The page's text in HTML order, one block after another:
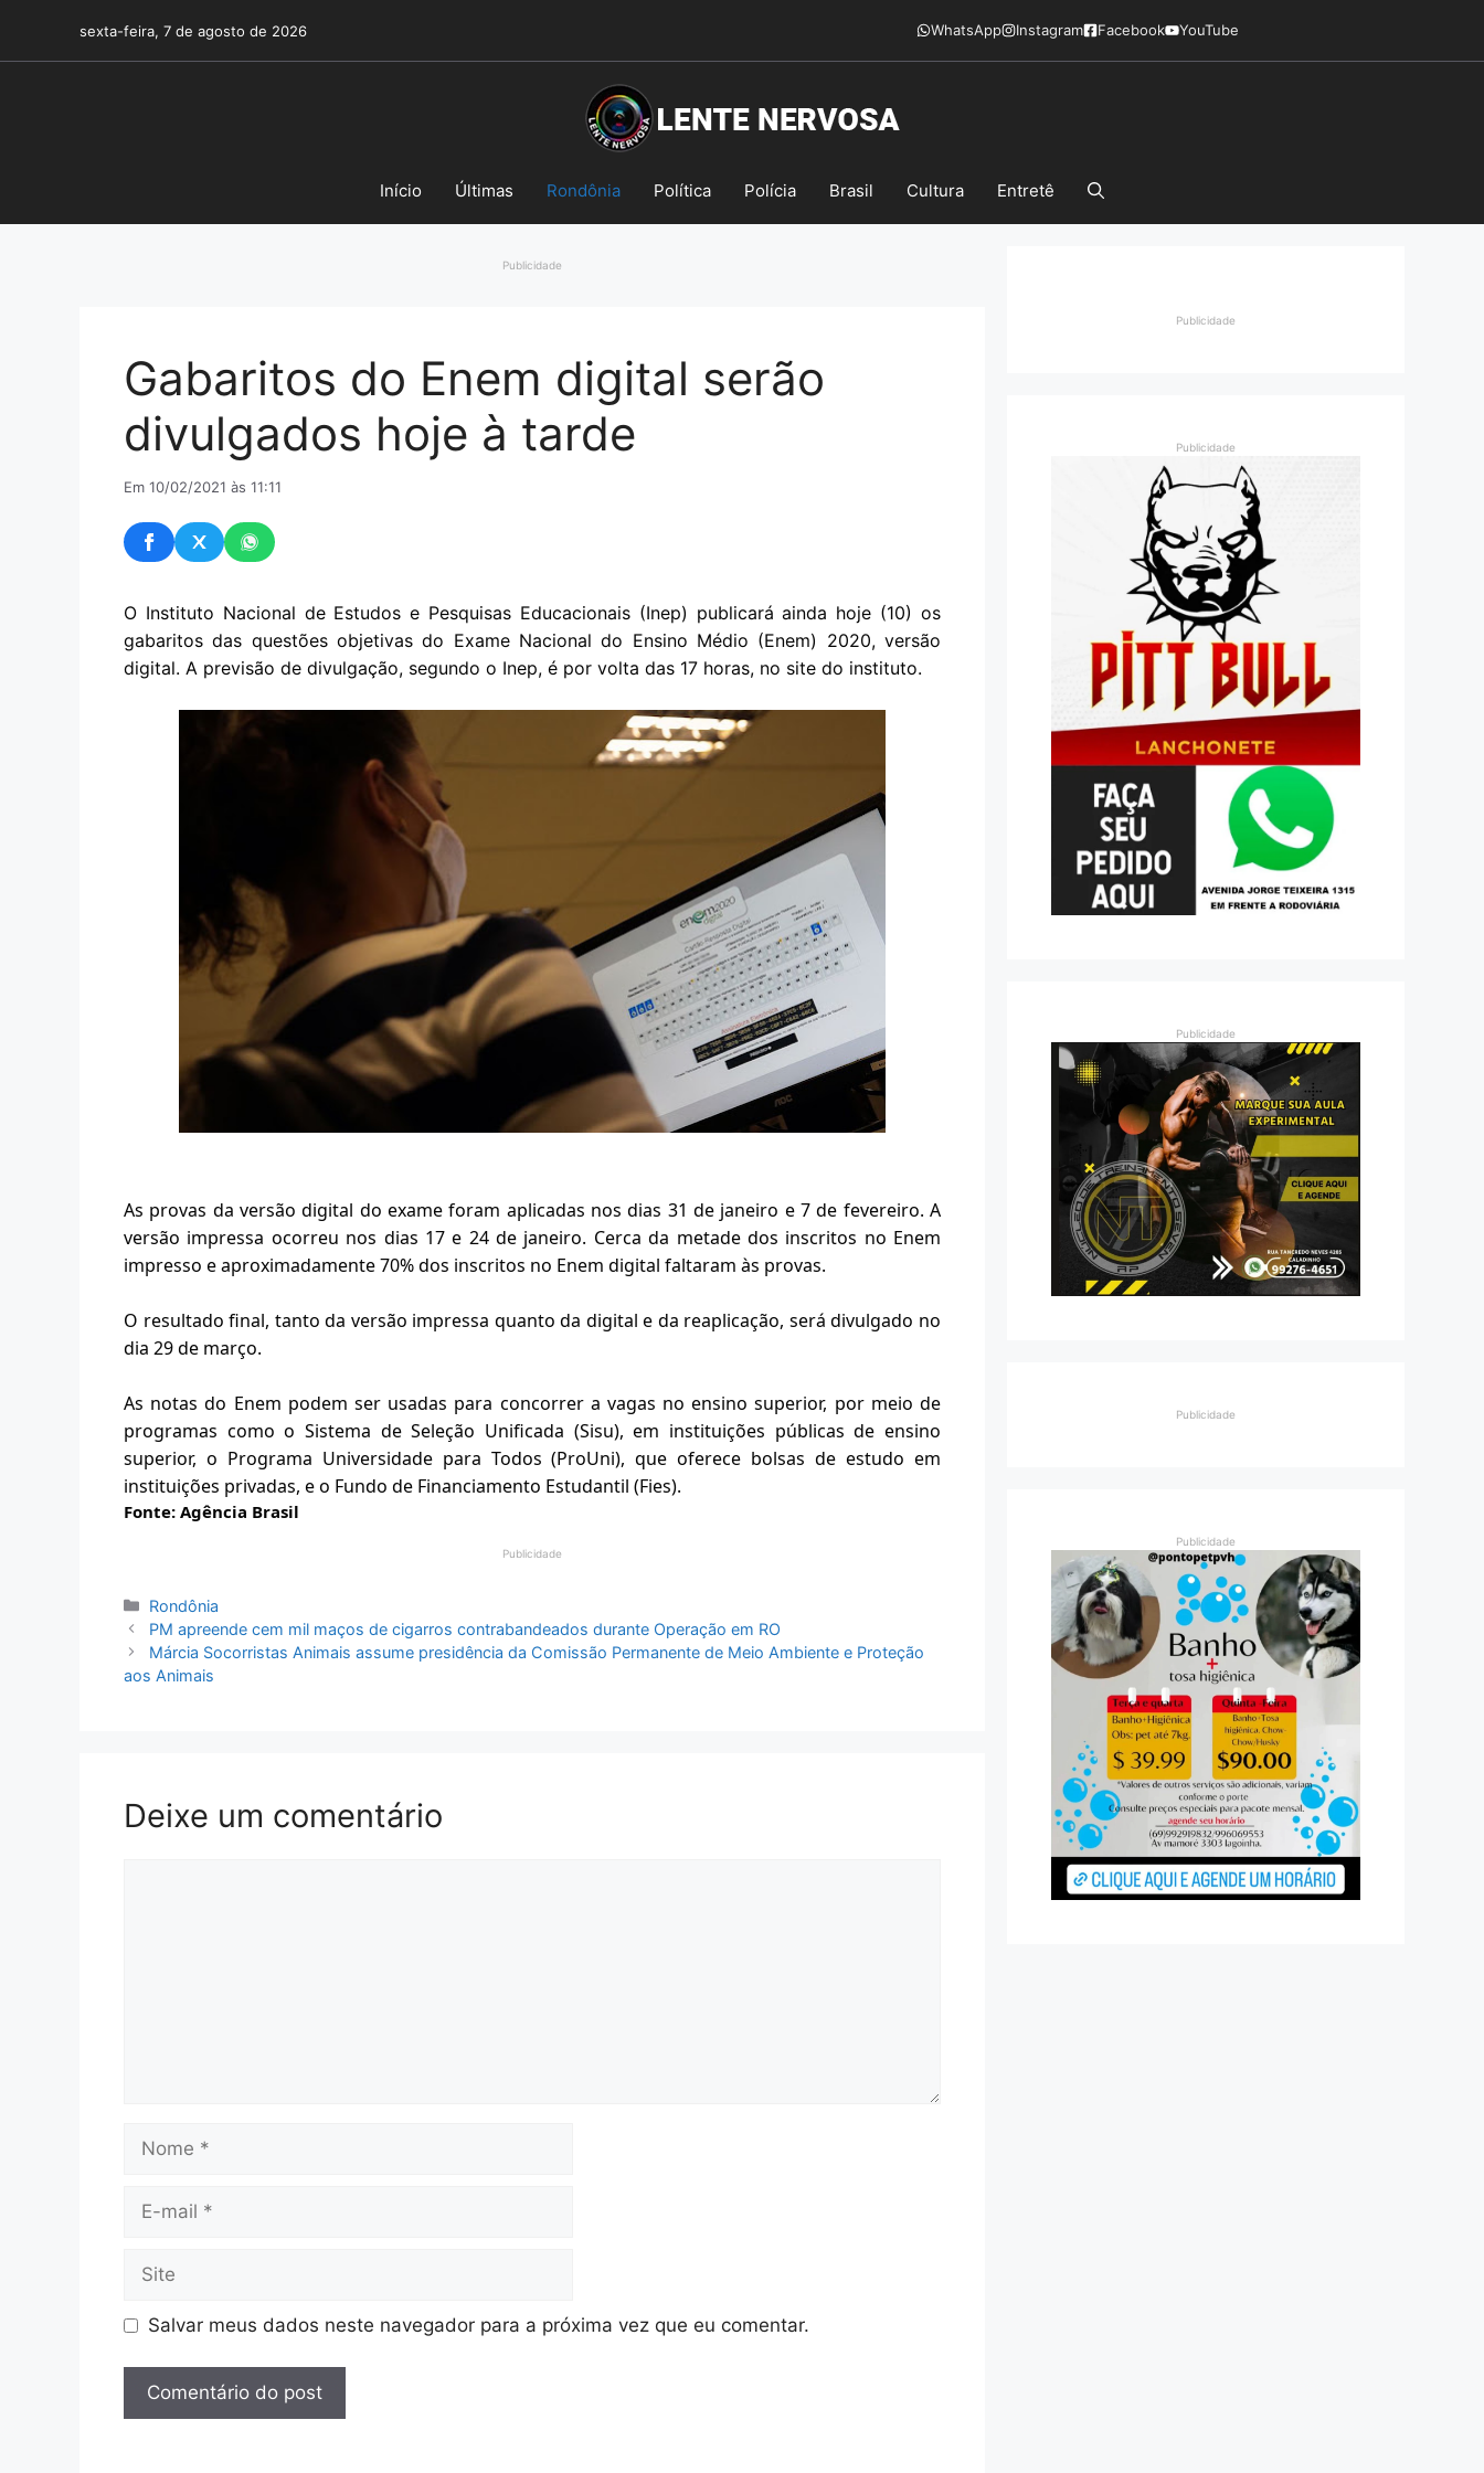
o
sexta-feira, 7 de agosto de 2026 WhatsApp Instagram Facebook YouTube
Início Últimas Rondônia Política Polícia Brasil Cultura Entretê
Publicidade
Gabaritos do Enem digital serão
divulgados hoje à tarde
Em 10/02/2021 às 11:11
O Instituto Nacional de Estudos e Pesquisas Educacionais (Inep) publicará ainda hoje (10) os
gabaritos das questões objetivas do Exame Nacional do Ensino Médio (Enem) 2020, versão
digital. A previsão de divulgação, segundo o Inep, é por volta das 17 horas, no site do instituto.
As provas da versão digital do exame foram aplicadas nos dias 31 de janeiro e 7 de fevereiro. A
versão impressa ocorreu nos dias 17 e 24 de janeiro. Cerca da metade dos inscritos no Enem
impresso e aproximadamente 70% dos inscritos no Enem digital faltaram às provas.
O resultado final, tanto da versão impressa quanto da digital e da reaplicação, será divulgado no
dia 29 de março.
As notas do Enem podem ser usadas para concorrer a vagas no ensino superior, por meio de
programas como o Sistema de Seleção Unificada (Sisu), em instituições públicas de ensino
superior, o Programa Universidade para Todos (ProUni), que oferece bolsas de estudo em
instituições privadas, e o Fundo de Financiamento Estudantil (Fies).
Fonte: Agência Brasil
Publicidade
Categorias
Rondônia
PM apreende cem mil maços de cigarros contrabandeados durante Operação em RO
Márcia Socorristas Animais assume presidência da Comissão Permanente de Meio Ambiente e Proteção
aos Animais
Deixe um comentário
mail
Salvar meus dados neste navegador para a próxima vez que eu comentar.
Publicidade
Publicidade
Publicidade
Publicidade
Publicidade